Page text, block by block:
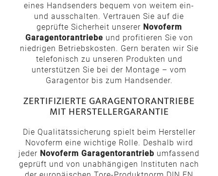
eines Handsenders bequem von weitem ein-
und ausschalten. Vertrauen Sie auf die
geprüfte Sicherheit unserer Novoferm
Garagentorantriebe und profitieren Sie von
niedrigen Betriebskosten. Gern beraten wir Sie
telefonisch zu unseren Produkten und
unterstützen Sie bei der Montage – vom
Garagentor bis zum Handsender.
ZERTIFIZIERTE GARAGENTORANTRIEBE
MIT HERSTELLERGARANTIE
Die Qualitätssicherung spielt beim Hersteller
Novoferm eine wichtige Rolle. Deshalb wird
jeder Novoferm Garagentorantrieb umfassend
geprüft und von unabhängigen Instituten nach